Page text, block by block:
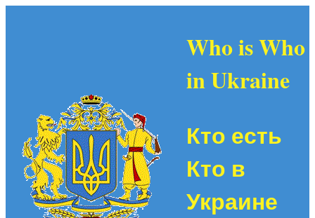
Who is Who
in Ukraine
Кто есть
Кто в
Украине